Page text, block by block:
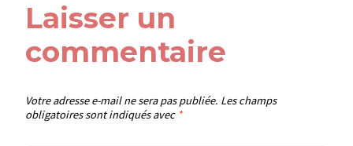
Laisser un
commentaire
Votre adresse e-mail ne sera pas publiée. Les champs
obligatoires sont indiqués avec *